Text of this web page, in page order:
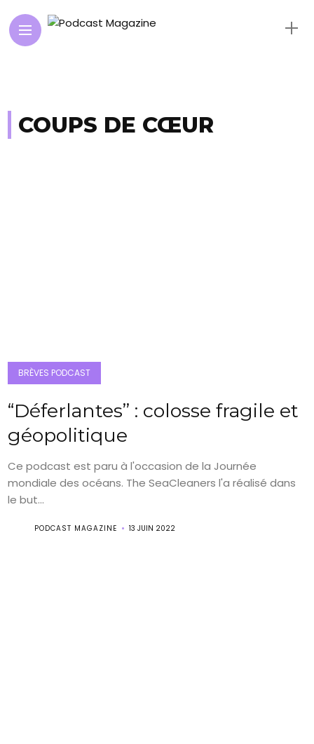
COUPS DE CŒUR
BRÈVES PODCAST
“Déferlantes” : colosse fragile et
géopolitique
Ce podcast est paru à l'occasion de la Journée
mondiale des océans. The SeaCleaners l'a réalisé dans
le but...
PODCAST MAGAZINE 13 JUIN 2022